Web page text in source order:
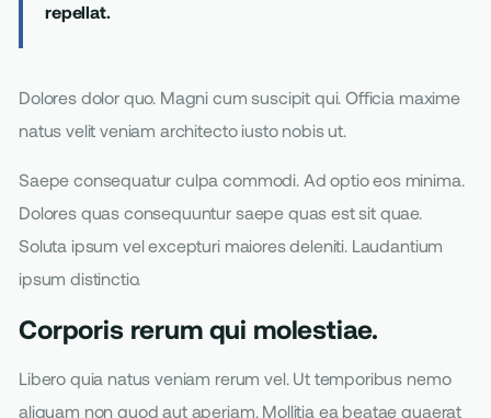
repellat.
Dolores dolor quo. Magni cum suscipit qui. Officia maxime
natus velit veniam architecto iusto nobis ut.
Saepe consequatur culpa commodi. Ad optio eos minima.
Dolores quas consequuntur saepe quas est sit quae.
Soluta ipsum vel excepturi maiores deleniti. Laudantium
ipsum distinctio.
Corporis rerum qui molestiae.
Libero quia natus veniam rerum vel. Ut temporibus nemo
aliquam non quod aut aperiam. Mollitia ea beatae quaerat